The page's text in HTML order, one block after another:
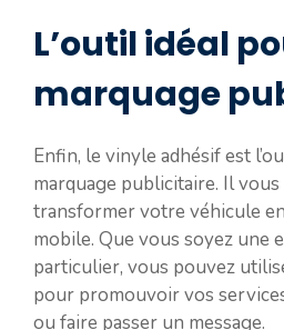
L’outil idéal
marquage
Enfin, le vinyle adhésif est
marquage publicitaire. Il
transformer votre véhicule
mobile. Que vous soyez une
particulier, vous pouvez
pour promouvoir vos
ou faire passer un message.